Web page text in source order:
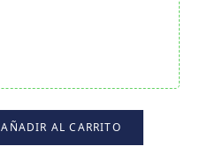
AÑADIR AL CARRITO